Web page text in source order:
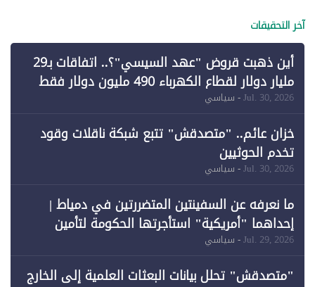
آخر التحقيقات
أين ذهبت قروض "عهد السيسي"؟.. اتفاقات بـ29
مليار دولار لقطاع الكهرباء 490 مليون دولار فقط
لـ"الطاقة المتجددة" (1)
Jul. 30, 2026- سياسي
خزان عائم.. "متصدقش" تتبع شبكة ناقلات وقود
تخدم الحوثيين
Jul. 30, 2026- سياسي
ما نعرفه عن السفينتين المتضررتين في دمياط |
إحداهما "أمريكية" استأجرتها الحكومة لتأمين
احتياجات الطاقة
Jul. 29, 2026- سياسي
"متصدقش" تحلل بيانات البعثات العلمية إلى الخارج